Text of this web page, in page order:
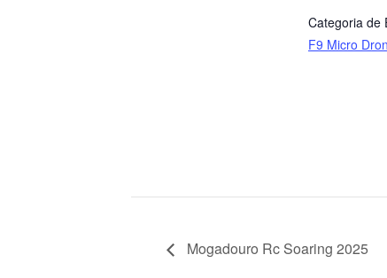
Categoria de
F9 Micro
Mogadouro Rc Soaring 2025